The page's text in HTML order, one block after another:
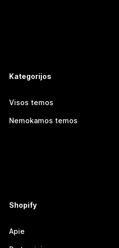
Kategorijos
Visos temos
Nemokamos temos
Shopify
Apie